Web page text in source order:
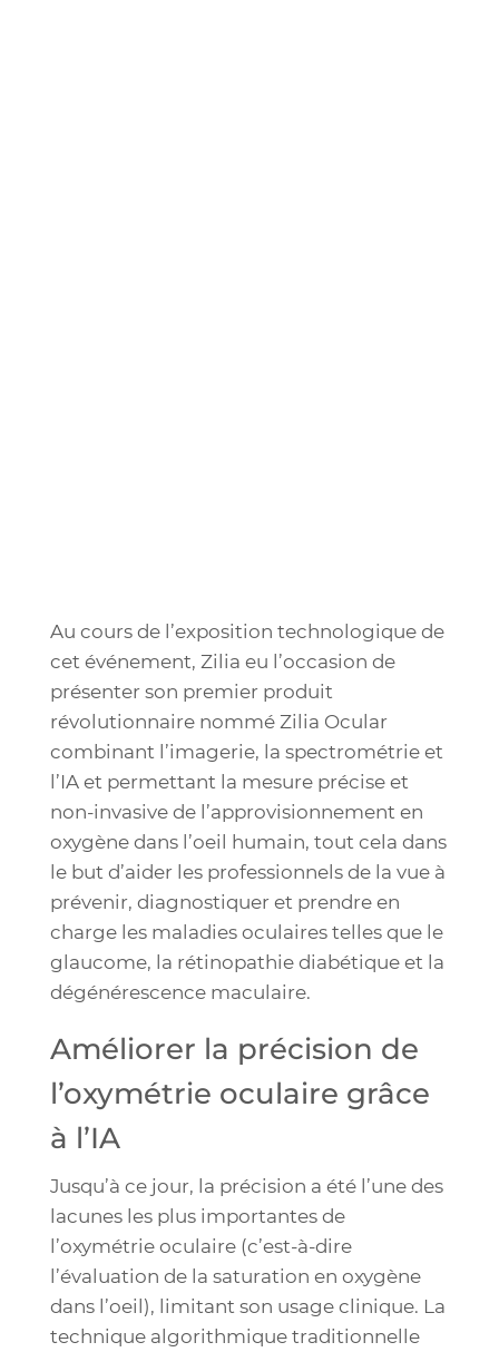
Au cours de l’exposition technologique de
cet événement, Zilia eu l’occasion de
présenter son premier produit
révolutionnaire nommé Zilia Ocular
combinant l’imagerie, la spectrométrie et
l’IA et permettant la mesure précise et
non-invasive de l’approvisionnement en
oxygène dans l’oeil humain, tout cela dans
le but d’aider les professionnels de la vue à
prévenir, diagnostiquer et prendre en
charge les maladies oculaires telles que le
glaucome, la rétinopathie diabétique et la
dégénérescence maculaire.
Améliorer la précision de
l’oxymétrie oculaire grâce
à l’IA
Jusqu’à ce jour, la précision a été l’une des
lacunes les plus importantes de
l’oxymétrie oculaire (c’est-à-dire
l’évaluation de la saturation en oxygène
dans l’oeil), limitant son usage clinique. La
technique algorithmique traditionnelle